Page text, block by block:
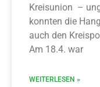
Kreisunion –
konnten die
auch den
Am 18.4. war
WEITERLESEN »